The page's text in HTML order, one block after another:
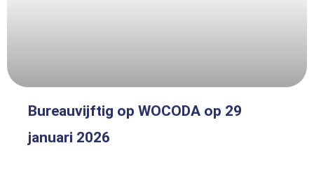
Bureauvijftig op WOCODA op 29
januari 2026